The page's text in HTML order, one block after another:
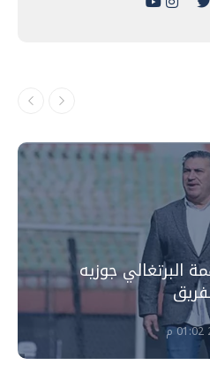
البرتغالي جوزيه